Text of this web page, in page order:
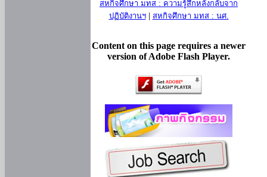
สหกิจศึกษา มทส : ความรู้สึกหลังกลับจาก
ปฏิบัติงานฯ| สหกิจศึกษา มทส : นศ.
Content on this page requires a newer
version of Adobe Flash Player.